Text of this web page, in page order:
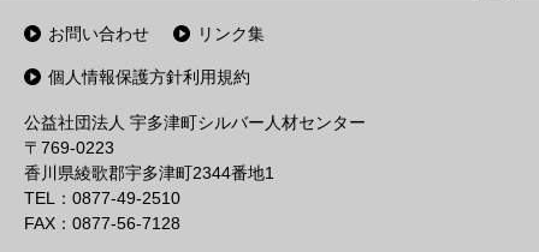
お問い合わせ リンク集
個人情報保護方針利用規約
公益社団法人 宇多津町シルバー人材センター
〒769-0223
香川県綾歌郡宇多津町2344番地1
TEL：0877-49-2510
FAX：0877-56-7128